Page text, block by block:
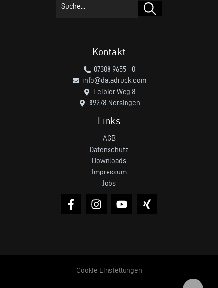
Kontakt
07308 9655 - 0
info@datadruck.com
Leibier Weg 8
89278 Nersingen
Links
AGB
Datenschutz
Downloads
Impressum
Jobs
Cookie Einstellungen